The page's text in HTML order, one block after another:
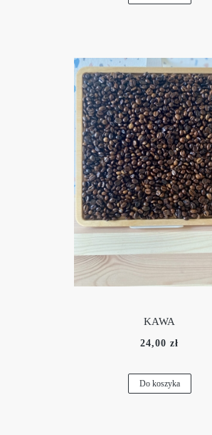
KAWA
24,00 zł
Do koszyka